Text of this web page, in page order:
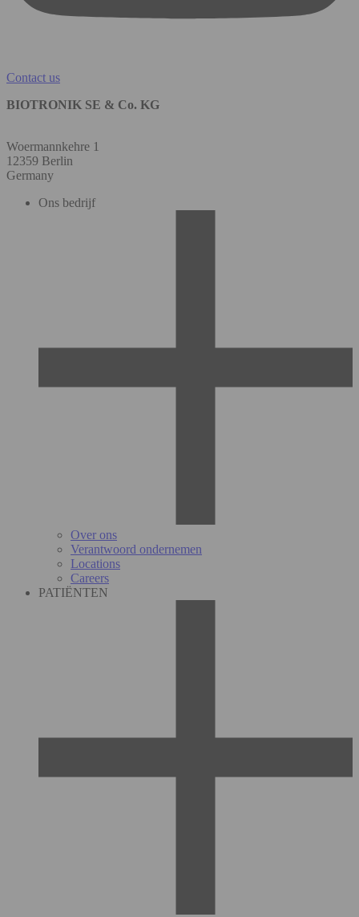
Contact us
BIOTRONIK SE & Co. KG
Woermannkehre 1
12359 Berlin
Germany
Ons bedrijf
Over ons
Verantwoord ondernemen
Locations
Careers
PATIËNTEN